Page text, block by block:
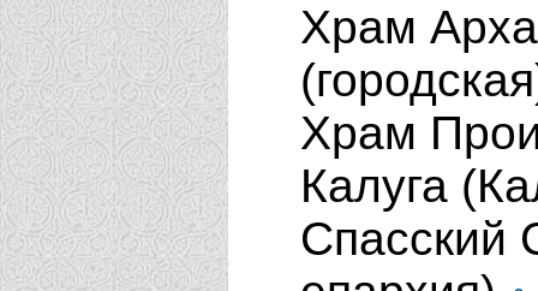
Храм
Храм
Калуга
Спасский